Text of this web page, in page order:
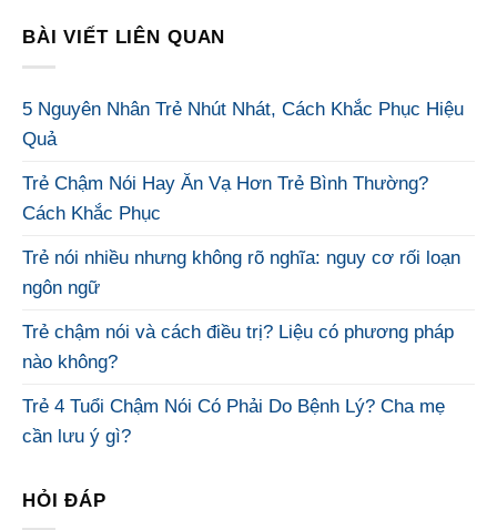
BÀI VIẾT LIÊN QUAN
5 Nguyên Nhân Trẻ Nhút Nhát, Cách Khắc Phục Hiệu
Quả
Trẻ Chậm Nói Hay Ăn Vạ Hơn Trẻ Bình Thường?
Cách Khắc Phục
Trẻ nói nhiều nhưng không rõ nghĩa: nguy cơ rối loạn
ngôn ngữ
Trẻ chậm nói và cách điều trị? Liệu có phương pháp
nào không?
Trẻ 4 Tuổi Chậm Nói Có Phải Do Bệnh Lý? Cha mẹ
cần lưu ý gì?
HỎI ĐÁP